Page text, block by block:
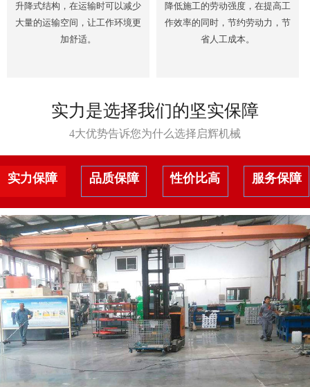
升降式结构，在运输时可以减少
大量的运输空间，让工作环境更
加舒适。
降低施工的劳动强度，在提高工
作效率的同时，节约劳动力，节
省人工成本。
实力是选择我们的坚实保障
4大优势告诉您为什么选择启辉机械
实力保障 品质保障 性价比高 服务保障